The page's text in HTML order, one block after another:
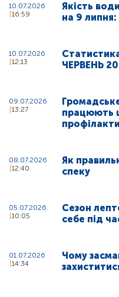
10.07.2026
16:59
Якість
на 9
10.07.2026
12:13
ЧЕРВЕНЬ
09.07.2026
13:27
працюють
08.07.2026
12:40
Як
спеку
05.07.2026
10:05
Сезон
себе під
01.07.2026
14:34
Чому